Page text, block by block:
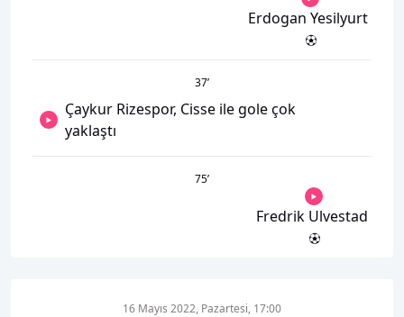
Erdogan Yesilyurt
37’
Çaykur Rizespor, Cisse ile gole çok
yaklaştı
75’
Fredrik Ulvestad
16 Mayıs 2022, Pazartesi, 17:00